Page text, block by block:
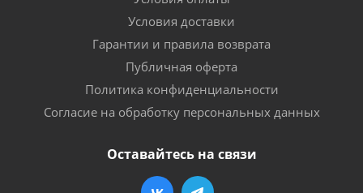
Условия доставки
Гарантии и правила возврата
Публичная оферта
Политика конфиденциальности
Согласие на обработку персональных данных
Оставайтесь на связи